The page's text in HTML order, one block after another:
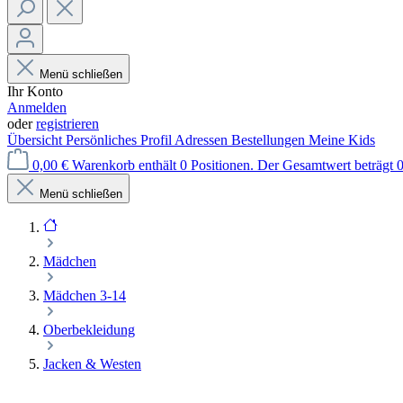
Menü schließen
Ihr Konto
Anmelden
oderregistrieren
Übersicht Persönliches Profil Adressen Bestellungen Meine Kids
0,00 € Warenkorb enthält 0 Positionen. Der Gesamtwert beträgt
Menü schließen
Mädchen
Mädchen 3-14
Oberbekleidung
Jacken & Westen